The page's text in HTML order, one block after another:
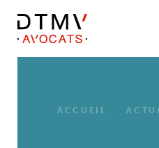
ACCUEIL